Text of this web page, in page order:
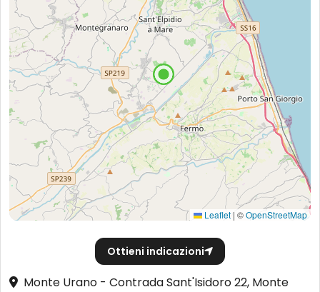
Leaflet | ©OpenStreetMap
Ottieni indicazioni
Monte Urano - Contrada Sant'Isidoro 22, Monte